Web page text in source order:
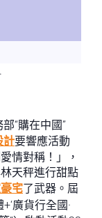
“購在中國”
計要響應活動
情對稱！」，
天秤進行甜點
宅了武器。屆
廣貨行全國·